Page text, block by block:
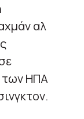
αλ
των ΗΠΑ